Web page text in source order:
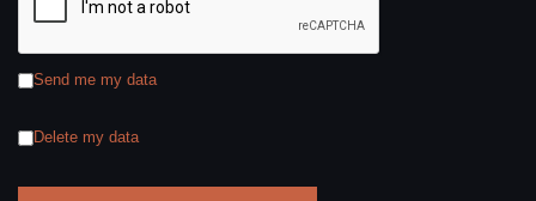
Send me my data
Delete my data